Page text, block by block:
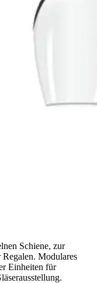
Schiene, zur
Modulares
Einheiten für